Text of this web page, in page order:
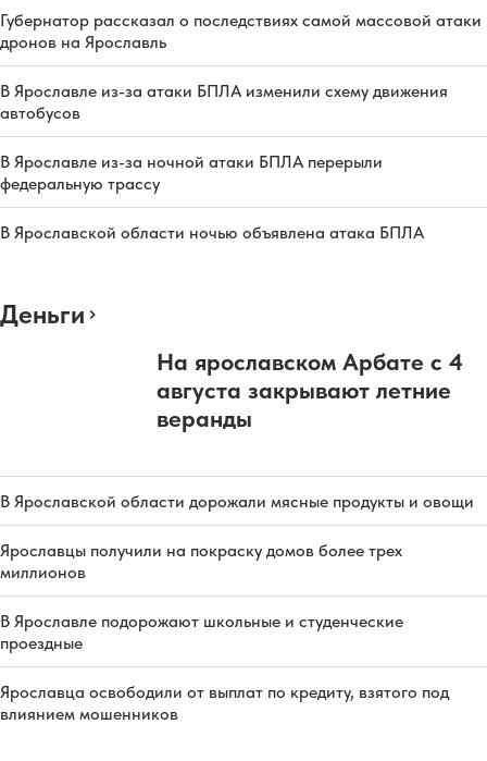
Губернатор рассказал о последствиях самой массовой атаки
дронов на Ярославль
В Ярославле из-за атаки БПЛА изменили схему движения
автобусов
В Ярославле из-за ночной атаки БПЛА перерыли
федеральную трассу
В Ярославской области ночью объявлена атака БПЛА
Деньги
На ярославском Арбате с 4
августа закрывают летние
веранды
В Ярославской области дорожали мясные продукты и овощи
Ярославцы получили на покраску домов более трех
миллионов
В Ярославле подорожают школьные и студенческие
проездные
Ярославца освободили от выплат по кредиту, взятого под
влиянием мошенников